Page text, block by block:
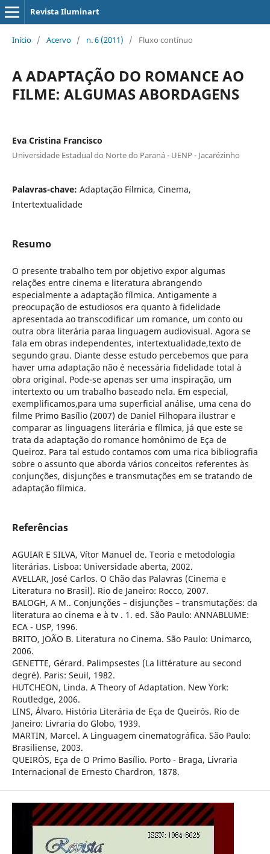
Revista Iluminart
Início / Acervo / n. 6 (2011) / Fluxo contínuo
A ADAPTAÇÃO DO ROMANCE AO
FILME: ALGUMAS ABORDAGENS
Eva Cristina Francisco
Universidade Estadual do Norte do Paraná - UENP - Jacarézinho
Palavras-chave: Adaptação Fílmica, Cinema,
Intertextualidade
Resumo
O presente trabalho tem por objetivo expor algumas
relações entre cinema e literatura abrangendo
especialmente a adaptação fílmica. Antigamente a
preocupação de estudiosos era quanto à fidelidade
apresentada ao transcodificar um romance, um conto ou
outra obra literária paraa linguagem audiovisual. Agora se
fala em obras independentes, intertextualidade,texto de
segundo grau. Diante desse estudo percebemos que para
haver uma adaptação não é necessária fidelidade total à
obra original. Pode-se apenas ser uma inspiração, um
intertexto ou um trabalho baseado nela. Em especial,
exemplificamos,para uma superficial análise, uma cena do
filme Primo Basílio (2007) de Daniel Filhopara ilustrar e
comparar as linguagens literária e fílmica, já que este se
trata da adaptação do romance homônimo de Eça de
Queiroz. Para tal estudo contamos com uma rica bibliografia
sobre o assunto que aborda vários conceitos referentes às
conjunções, disjunções e transmutações em se tratando de
adaptação fílmica.
Referências
AGUIAR E SILVA, Vítor Manuel de. Teoria e metodologia
literárias. Lisboa: Universidade aberta, 2002.
AVELLAR, José Carlos. O Chão das Palavras (Cinema e
Literatura no Brasil). Rio de Janeiro: Rocco, 2007.
BALOGH, A M.. Conjunções – disjunções – transmutações: da
literatura ao cinema e à tv . 1. ed. São Paulo: ANNABLUME:
ECA - USP, 1996.
BRITO, JOÃO B. Literatura no Cinema. São Paulo: Unimarco,
2006.
GENETTE, Gérard. Palimpsestes (La littérature au second
degré). Paris: Seuil, 1982.
HUTCHEON, Linda. A Theory of Adaptation. New York:
Routledge, 2006.
LINS, Álvaro. História Literária de Eça de Queirós. Rio de
Janeiro: Livraria do Globo, 1939.
MARTIN, Marcel. A Linguagem cinematográfica. São Paulo:
Brasiliense, 2003.
QUEIRÓS, Eça de O Primo Basílio. Porto - Braga, Livraria
Internacional de Ernesto Chardron, 1878.